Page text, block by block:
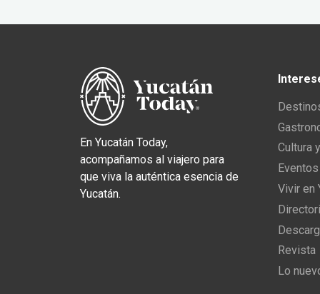
En Yucatán Today,
acompañamos al viajero para
que viva la auténtica esencia de
Yucatán.
Cultura
Vivir en
Revista
Lo